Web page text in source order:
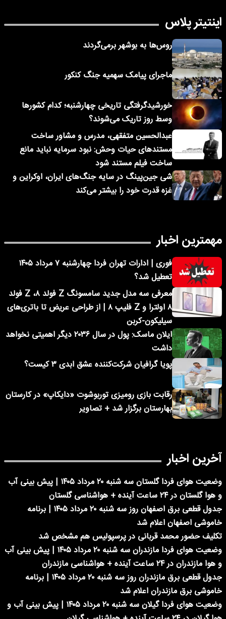
اینتیتر پلاس
روس‌ها به بوشهر برمی‌گردند
ماجرای پیامک‌ سهمیه جنگ کنکور
خورشیدگرفتگی تاریخی چهارشنبه؛ کدام کشورها
وسط روز تاریک می‌شوند؟
عبدالحسین متفقهی، مدرس و مشاور ساخت
مستندهای حیات وحش: نبود سرمایه نباید مانع
ساخت فیلم مستند شود
شی جین‌پینگ در سایه جنگ‌های ایران، اوکراین و
غزه قدرت خود را بیشتر می‌کند
مهمترین اخبار
فوری | ادارات تهران فردا چهارشنبه ۷ مرداد ۱۴۰۵
تعطیل شد؟
معرفی سه مدل جدید سامسونگ Z فولد ۸، Z فولد
۸ اولترا و Z فلیپ ۸ | از طراحی عریض تا باتری‌های
سیلیکون-کربن
ایلان ماسک: پول در سال ۲۰۳۶ دیگر اهمیتی نخواهد
داشت
پویا گرافیان شرکت‌کننده عشق ابدی ۳ کیست؟
رقابت بازی رومیزی توربوشوت «دایکاپ» در کارستان
بهارستان برگزار شد + تصاویر
آخرین اخبار
وضعیت هوای فردا گلستان سه شنبه ۲۰ مرداد ۱۴۰۵ | پیش بینی آب
و هوا گلستان در ۲۴ ساعت آینده + هواشناسی گلستان
جدول قطعی برق اصفهان روز سه شنبه ۲۰ مرداد ۱۴۰۵ | برنامه
خاموشی اصفهان اعلام شد
تکلیف حضور محمد قربانی در پرسپولیس هم مشخص شد
وضعیت هوای فردا مازندران سه شنبه ۲۰ مرداد ۱۴۰۵ | پیش بینی آب
و هوا مازندران در ۲۴ ساعت آینده + هواشناسی مازندران
جدول قطعی برق مازندران روز سه شنبه ۲۰ مرداد ۱۴۰۵ | برنامه
خاموشی برق مازندران اعلام شد
وضعیت هوای فردا گیلان سه شنبه ۲۰ مرداد ۱۴۰۵ | پیش بینی آب و